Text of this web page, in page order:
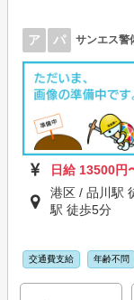
ア パ サンエス警
日給 13500円
港区 / 品川駅
駅 徒歩5分
交通費支給 年齢不問